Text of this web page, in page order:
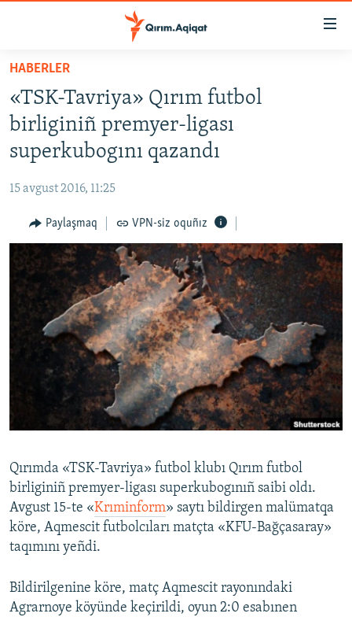
Esas
qaytmaq
Baş
navigatsiyağa
qaytmaq
Qıdıruvğa
qaytmaq
SİYASET
İQTİSADİYAT
MEDENİYET
İNSAN AQLARI
VİDEO
SÜRET
BLOGLAR
FİKİR
Русский
Українською
RFE/RS bütün saytları
HABERLER
«TSK-Tavriya» Qırım futbol
birliginiñ premyer-ligası
superkubogını qazandı
15 avgust 2016, 11:25
Paylaşmaq VPN-siz oquñız
Qırımda «TSK-Tavriya» futbol klubı Qırım futbol
birliginiñ premyer-ligası superkubogınıñ saibi oldı.
Avgust 15-te «Krıminform» saytı bildirgen malümatqa
köre, Aqmescit futbolcıları matçta «KFU-Bağçasaray»
taqımını yeñdi.
Bildirilgenine köre, matç Aqmescit rayonındaki
Agrarnoye köyünde keçirildi, oyun 2:0 esabınen